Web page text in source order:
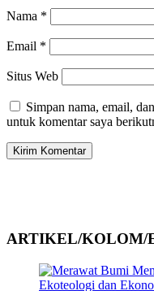
Nama *
Email *
Situs Web
Simpan nama, email,
untuk komentar saya
ARTIKEL/KOLOM/